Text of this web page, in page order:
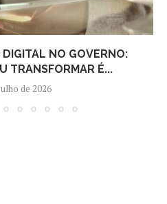
NO GOVERNO:
TRANSFORMAR É...
de 2026